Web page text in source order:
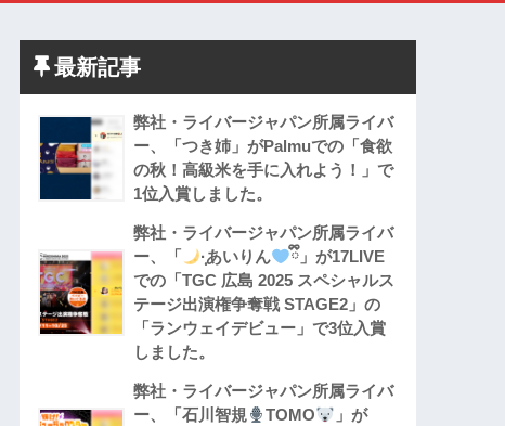
最新記事
弊社・ライバージャパン所属ライバ
ー、「つき姉」がPalmuでの「食欲
の秋！高級米を手に入れよう！」で
1位入賞しました。
弊社・ライバージャパン所属ライバ
ー、「
·̩͙あいりん
ྀི」が17LIVE
での「TGC 広島 2025 スペシャルス
テージ出演権争奪戦 STAGE2」の
「ランウェイデビュー」で3位入賞
しました。
弊社・ライバージャパン所属ライバ
ー、「石川智規
TOMO
」が